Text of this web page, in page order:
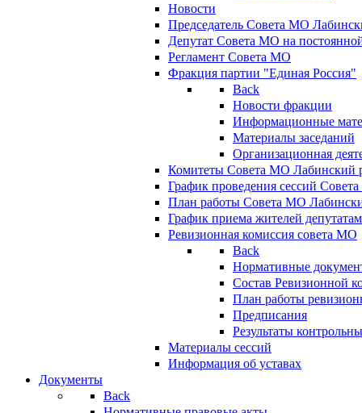
Новости
Председатель Совета МО
Депутат Совета МО на
Регламент Совета МО
Фракция партии "Единая Россия"
Back
Новости фракции
Информационные
Материалы заседаний
Организационная
Комитеты Совета МО Лабинский
График проведения сессий
План работы Совета МО
График приема жителей
Ревизионная комиссия совета МО
Back
Нормативные
Состав Ревизионной
План работы
Предписания
Результаты
Материалы сессий
Информация об уставах
Документы
Back